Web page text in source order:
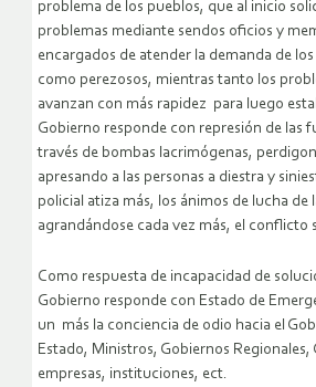
problema de los pueblos, que al inicio
problemas mediante sendos oficios y
encargados de atender la demanda de
como perezosos, mientras tanto los
avanzan con más rapidez para luego
Gobierno responde con represión de las
través de bombas lacrimógenas,
apresando a las personas a diestra y
policial atiza más, los ánimos de lucha de
agrandándose cada vez más, el conflicto
Como respuesta de incapacidad de
Gobierno responde con Estado de
un más la conciencia de odio hacia el
Estado, Ministros, Gobiernos Regionales,
empresas, instituciones, ect.